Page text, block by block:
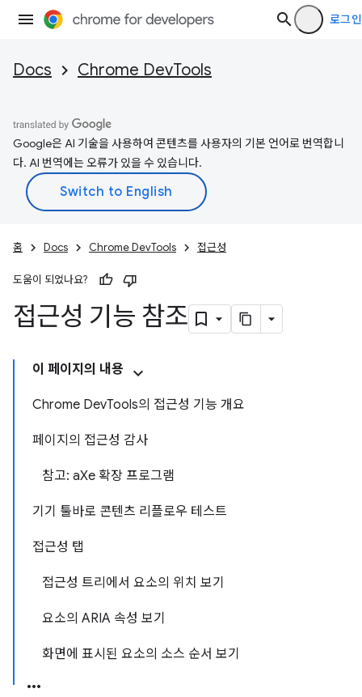
로그인
Docs Chrome DevTools
Google은 AI 기술을 사용하여 콘텐츠를 사용자의 기본 언어로 번역합니
다. AI 번역에는 오류가 있을 수 있습니다.
홈 Docs Chrome DevTools 접근성
도움이 되었나요?
접근성 기능 참조
이 페이지의 내용
Chrome DevTools의 접근성 기능 개요
페이지의 접근성 감사
참고: aXe 확장 프로그램
기기 툴바로 콘텐츠 리플로우 테스트
접근성 탭
접근성 트리에서 요소의 위치 보기
요소의 ARIA 속성 보기
화면에 표시된 요소의 소스 순서 보기